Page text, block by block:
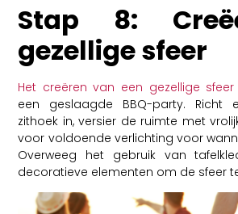
Stap 8:
gezellige sfeer
Het creëren van een gezellige
een geslaagde BBQ-party. Richt
zithoek in, versier de ruimte met
voor voldoende verlichting voor
Overweeg het gebruik van
decoratieve elementen om de sfeer